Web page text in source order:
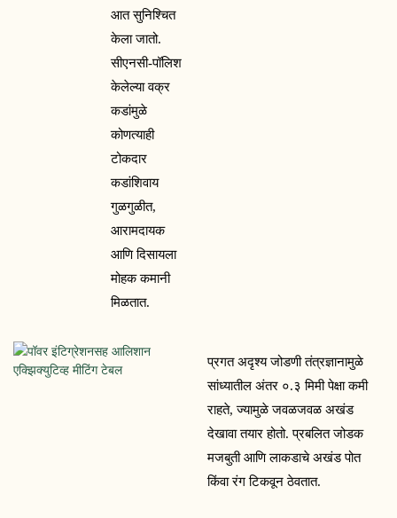
आत सुनिश्चित
केला जातो.
सीएनसी-पॉलिश
केलेल्या वक्र
कडांमुळे
कोणत्याही
टोकदार
कडांशिवाय
गुळगुळीत,
आरामदायक
आणि दिसायला
मोहक कमानी
मिळतात.
प्रगत अदृश्य जोडणी तंत्रज्ञानामुळे
सांध्यातील अंतर ०.३ मिमी पेक्षा कमी
राहते, ज्यामुळे जवळजवळ अखंड
देखावा तयार होतो. प्रबलित जोडक
मजबुती आणि लाकडाचे अखंड पोत
किंवा रंग टिकवून ठेवतात.